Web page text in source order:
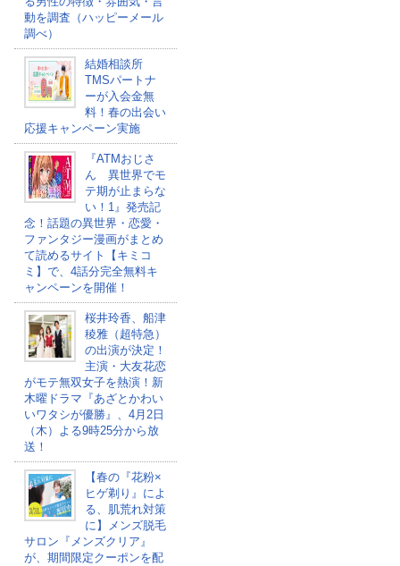
動を調査（ハッピーメール
調べ）
結婚相談所
TMSパートナ
ーが入会金無
料！春の出会い
応援キャンペーン実施
『ATMおじさ
ん 異世界でモ
テ期が止まらな
い！1』発売記
念！話題の異世界・恋愛・
ファンタジー漫画がまとめ
て読めるサイト【キミコ
ミ】で、4話分完全無料キ
ャンペーンを開催！
桜井玲香、船津
稜雅（超特急）
の出演が決定！
主演・大友花恋
がモテ無双女子を熱演！新
木曜ドラマ『あざとかわい
いワタシが優勝』、4月2日
（木）よる9時25分から放
送！
【春の『花粉×
ヒゲ剃り』によ
る、肌荒れ対策
に】メンズ脱毛
サロン『メンズクリア』
が、期間限定クーポンを配